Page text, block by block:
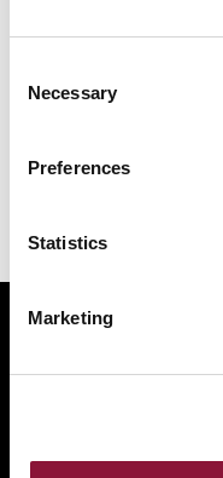
Selection
Necessary
Preferences
Statistics
Marketing
بھی فرد ان ممکنہ
ABOUT
BANNING NUCLEAR